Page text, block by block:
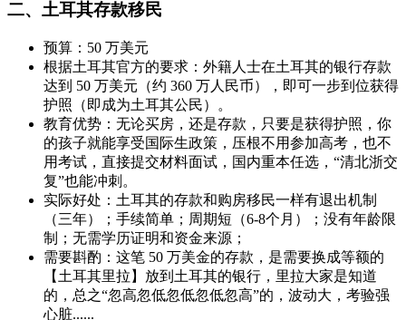
二、土耳其存款移民
预算：50 万美元
根据土耳其官方的要求：外籍人士在土耳其的银行存款
达到 50 万美元（约 360 万人民币），即可一步到位获得
护照（即成为土耳其公民）。
教育优势：无论买房，还是存款，只要是获得护照，你
的孩子就能享受国际生政策，压根不用参加高考，也不
用考试，直接提交材料面试，国内重本任选，“清北浙交
复”也能冲刺。
实际好处：土耳其的存款和购房移民一样有退出机制
（三年）；手续简单；周期短（6-8个月）；没有年龄限
制；无需学历证明和资金来源；
需要斟酌：这笔 50 万美金的存款，是需要换成等额的
【土耳其里拉】放到土耳其的银行，里拉大家是知道
的，总之“忽高忽低忽低忽低忽高”的，波动大，考验强
心脏......